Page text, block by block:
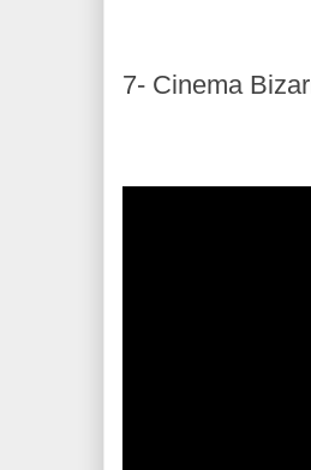
7- Cinema